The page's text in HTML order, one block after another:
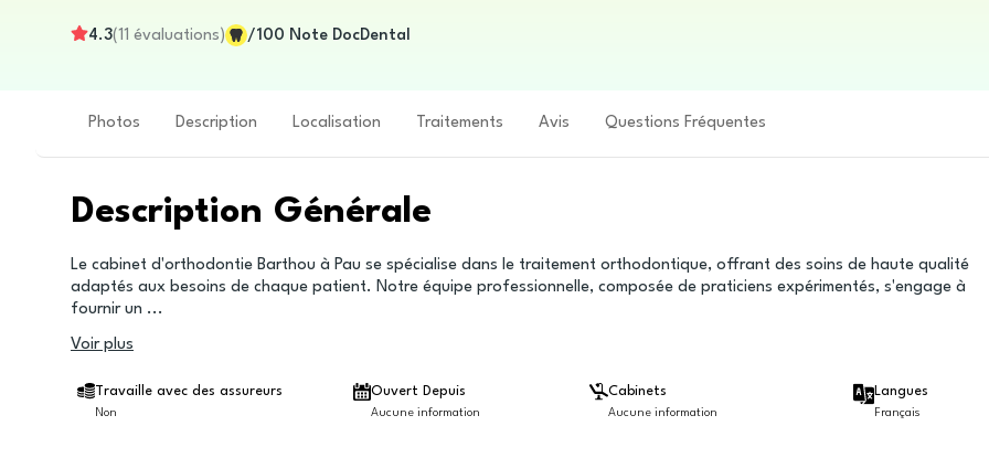
4.3(11 évaluations) /100 Note DocDental
Photos Description Localisation Traitements Avis Questions Fréquentes
Description Générale
Le cabinet d'orthodontie Barthou à Pau se spécialise dans le traitement orthodontique, offrant des soins de haute qualité
adaptés aux besoins de chaque patient. Notre équipe professionnelle, composée de praticiens expérimentés, s'engage à
fournir un ...
Voir plus
Travaille avec des assureurs
Non
Ouvert Depuis
Aucune information
Cabinets
Aucune information
Langues
Français